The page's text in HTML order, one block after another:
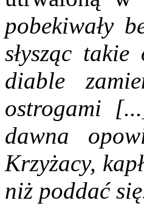
pobekiwały
słysząc
diable
ostrogami
dawna
Krzyżacy,
niż poddać